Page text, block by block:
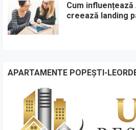
Cum
creează landing
APARTAMENTE POPEȘTI-